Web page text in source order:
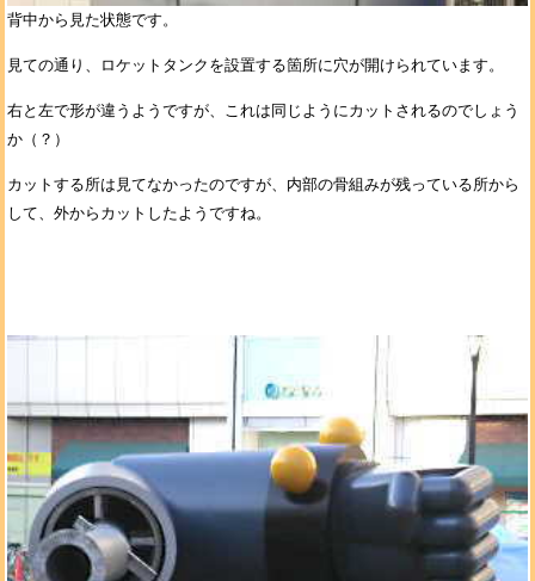
背中から見た状態です。
見ての通り、ロケットタンクを設置する箇所に穴が開けられています。
右と左で形が違うようですが、これは同じようにカットされるのでしょう
か（？）
カットする所は見てなかったのですが、内部の骨組みが残っている所から
して、外からカットしたようですね。